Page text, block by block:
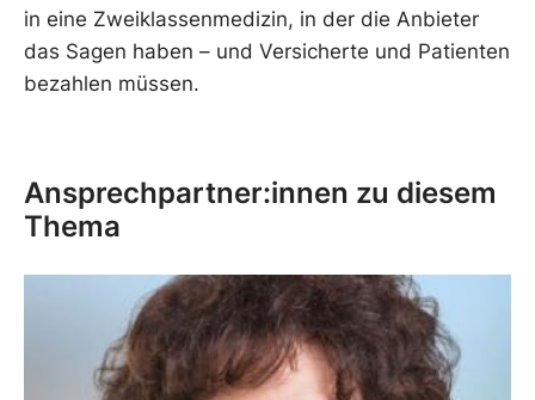
in eine Zweiklassenmedizin, in der die Anbieter
das Sagen haben – und Versicherte und Patienten
bezahlen müssen.
Ansprechpartner:innen zu diesem
Thema